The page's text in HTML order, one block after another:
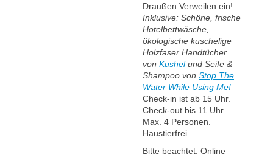
Draußen Verweilen ein!
Inklusive: Schöne, frische
Hotelbettwäsche,
ökologische kuschelige
Holzfaser Handtücher
von Kushelund Seife &
Shampoo von Stop The
Water While Using Me!
Check-in ist ab 15 Uhr.
Check-out bis 11 Uhr.
Max. 4 Personen.
Haustierfrei.
Bitte beachtet: Online